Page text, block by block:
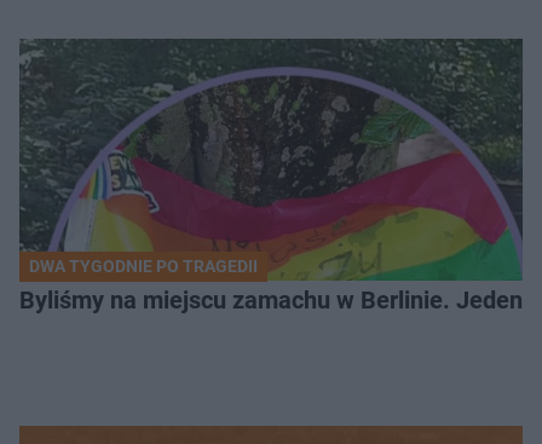
DWA TYGODNIE PO TRAGEDII
Byliśmy na miejscu zamachu w Berlinie. Jeden